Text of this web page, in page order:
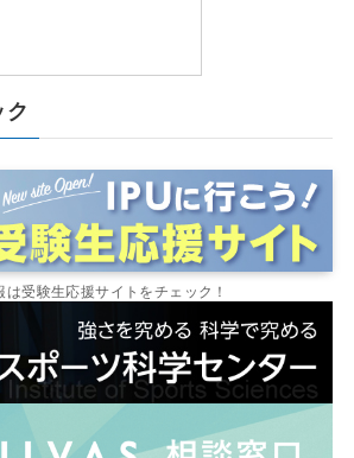
ク
は受験生応援サイトをチェック！